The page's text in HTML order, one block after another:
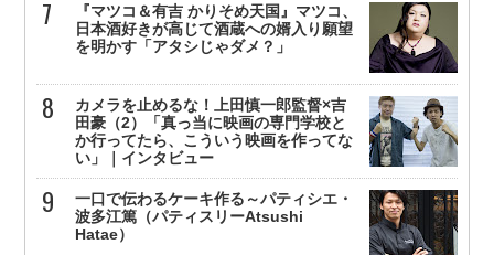
『マツコ＆有吉 かりそめ天国』マツコ、
日本酒好きが高じて酒蔵への婿入り願望
を明かす「アタシじゃダメ？」
カメラを止めるな！上田慎一郎監督×吉
田豪（2）「真っ当に映画の専門学校と
か行ってたら、こういう映画を作ってな
い」｜インタビュー
一口で伝わるケーキ作る～パティシエ・
波多江篤（パティスリーAtsushi
Hatae）